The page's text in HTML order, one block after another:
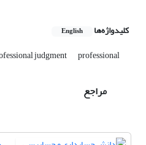
کلیدواژه‌ها English
judgment professional
مراجع